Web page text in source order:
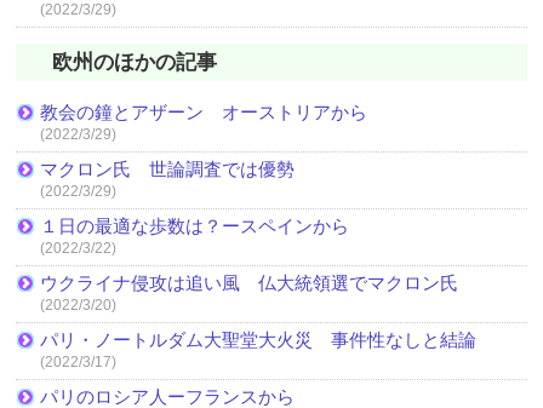
(2022/3/29)
欧州のほかの記事
教会の鐘とアザーン オーストリアから
(2022/3/29)
マクロン氏 世論調査では優勢
(2022/3/29)
１日の最適な歩数は？ースペインから
(2022/3/22)
ウクライナ侵攻は追い風 仏大統領選でマクロン氏
(2022/3/20)
パリ・ノートルダム大聖堂大火災 事件性なしと結論
(2022/3/17)
パリのロシア人ーフランスから